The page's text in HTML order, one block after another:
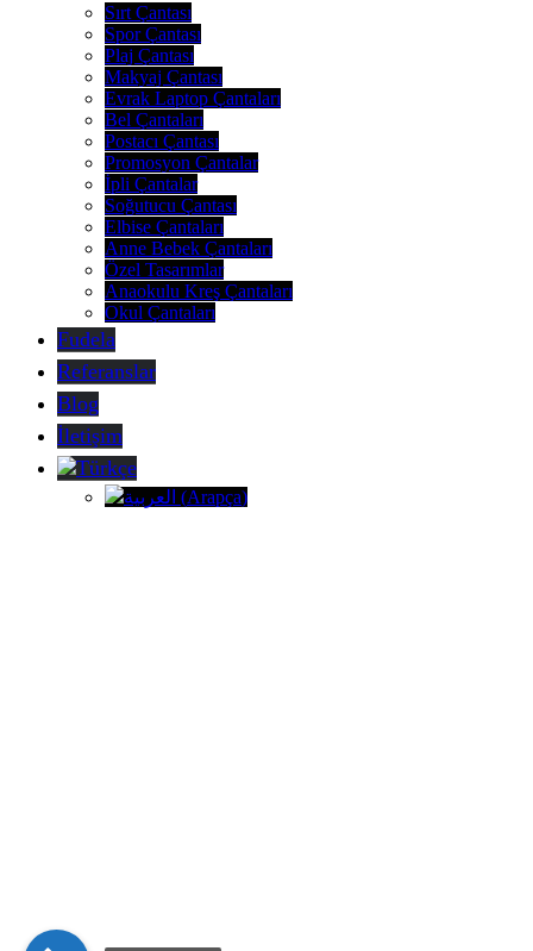
Sırt Çantası
Spor Çantası
Plaj Çantası
Makyaj Çantası
Evrak Laptop Çantaları
Bel Çantaları
Postacı Çantası
Promosyon Çantalar
İpli Çantalar
Soğutucu Çantası
Elbise Çantaları
Anne Bebek Çantaları
Özel Tasarımlar
Anaokulu Kreş Çantaları
Okul Çantaları
Fudela
Referanslar
Blog
İletişim
Türkçe
العربية (Arapça)